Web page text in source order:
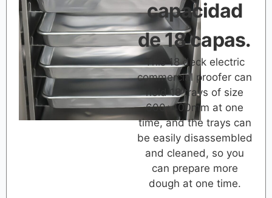
capacidad
de 18 capas.
This 18 deck electric
commercial proofer can
hold 18 trays of size
600*400mm at one
time, and the trays can
be easily disassembled
and cleaned, so you
can prepare more
dough at one time.